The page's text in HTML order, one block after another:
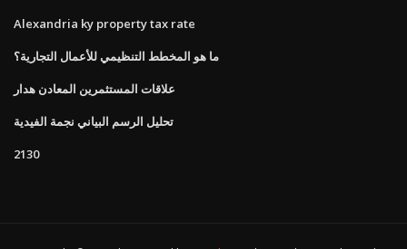
Alexandria ky property tax rate
ما هو المخطط التنظيمي للأعمال التجارية؟
علاقات المستثمرين المعادن هدار
تحليل الرسم البياني نجمة الفيدية
2130